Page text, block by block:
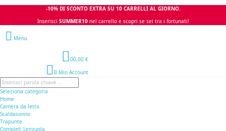
-10% DI SCONTO EXTRA SU 10 CARRELLI AL GIORNO.
Inserisci SUMMER10 nel carrello e scopri se sei tra i fortunati!
Menu
00,00 €
Il Mio Account
Seleziona categoria
Home
Camera da letto
Scaldasonno
Trapunte
Completi Lenzuola